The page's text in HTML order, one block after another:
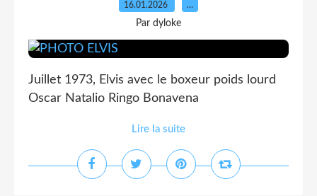
16.01.2026 …
Par dyloke
Juillet 1973, Elvis avec le boxeur poids lourd
Oscar Natalio Ringo Bonavena
Lire la suite